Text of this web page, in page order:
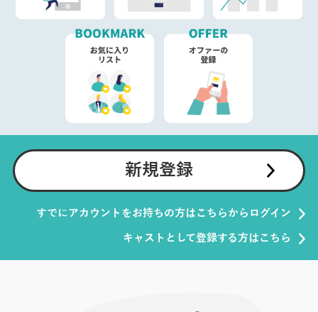
新規登録
すでにアカウントをお持ちの方はこちらからログイン
キャストとして登録する方はこちら